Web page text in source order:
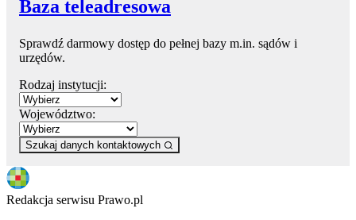
Baza teleadresowa
Sprawdź darmowy dostęp do pełnej bazy m.in. sądów i
urzędów.
Rodzaj instytucji:
Województwo:
Szukaj danych kontaktowych
Redakcja serwisu Prawo.pl